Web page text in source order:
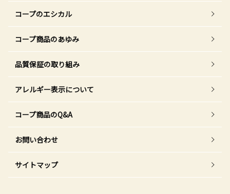
コープのエシカル
コープ商品のあゆみ
品質保証の取り組み
アレルギー表示について
コープ商品のQ&A
お問い合わせ
サイトマップ